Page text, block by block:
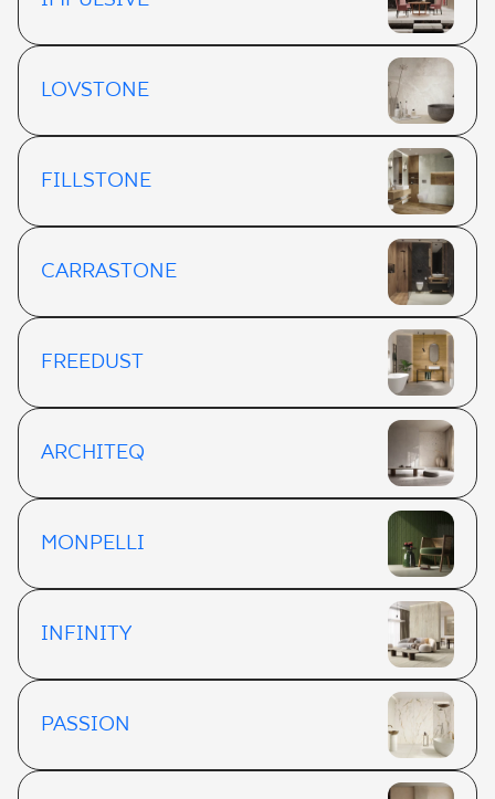
LOVSTONE
FILLSTONE
CARRASTONE
FREEDUST
ARCHITEQ
MONPELLI
INFINITY
PASSION